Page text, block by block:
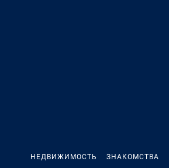
НЕДВИЖИМОСТЬ ЗНАКОМСТВА